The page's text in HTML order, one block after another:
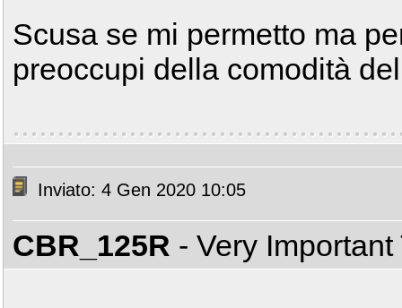
Scusa se mi permetto ma
preoccupi della comodità
Inviato: 4 Gen 2020 10:05
CBR_125R - Very